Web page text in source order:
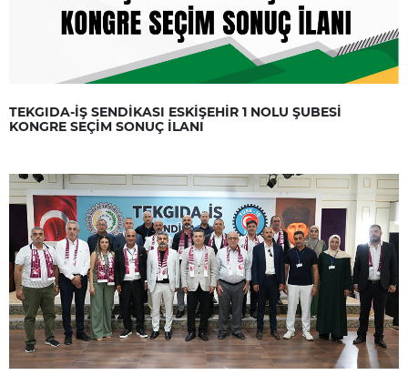
TEKGIDA-İŞ SENDİKASI ESKİŞEHİR 1 NOLU ŞUBESİ
KONGRE SEÇİM SONUÇ İLANI